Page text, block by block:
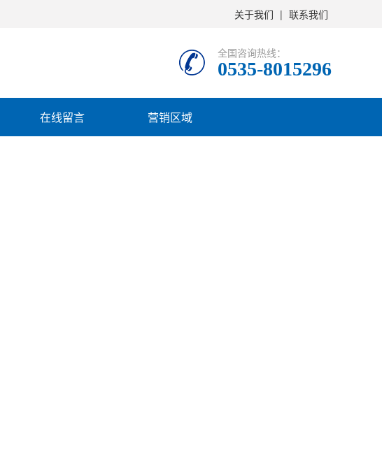
关于我们 | 联系我们
全国咨询热线：
0535-8015296
在线留言 营销区域